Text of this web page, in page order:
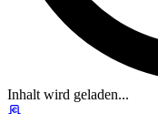
Inhalt wird geladen...